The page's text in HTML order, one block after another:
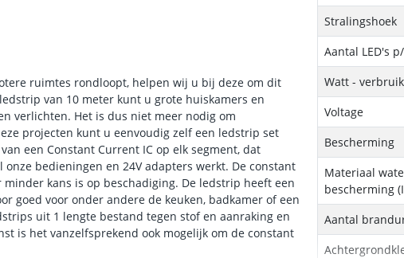
ruimtes rondloopt, helpen wij u bij deze om dit
van 10 meter kunt u grote huiskamers en
verlichten. Het is dus niet meer nodig om
projecten kunt u eenvoudig zelf een ledstrip set
een Constant Current IC op elk segment, dat
bedieningen en 24V adapters werkt. De constant
kans is op beschadiging. De ledstrip heeft een
goed voor onder andere de keuken, badkamer of een
uit 1 lengte bestand tegen stof en aanraking en
is het vanzelfsprekend ook mogelijk om de constant
Stralingshoek
Aantal LED's
Watt -
Voltage
Bescherming
Materiaal
bescherming
Aantal